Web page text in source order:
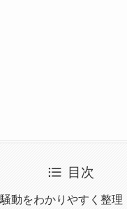
目次
動をわかりやすく整理